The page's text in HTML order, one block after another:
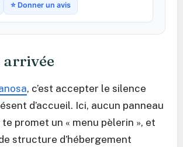
⭐ Donner un avis
arrivée
, c’est accepter le silence
d’accueil. Ici, aucun panneau
promet un « menu pèlerin », et
structure d’hébergement